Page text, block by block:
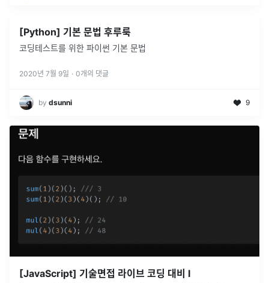
[Python] 기본 문법 후루룩
코딩테스트를 위한 파이썬 기본 문법
2020년 7월 9일 · 0개의 댓글
by dsunni 9
[JavaScript] 기술면접 라이브 코딩 대비 I